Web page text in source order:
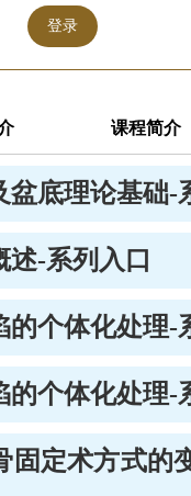
登录
课程简介
盆底理论基础-
-系列入口
的个体化处理-
的个体化处理-
固定术方式的